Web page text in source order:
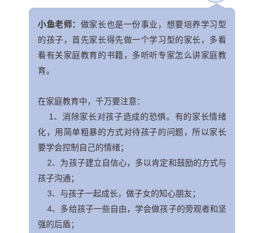
小鱼老师： 做家长也是一份事业，想要培养学习型
的孩子，首先家长得先做一个学习型的家长，多看
看有关家庭教育的书籍，多听听专家怎么讲家庭教
育。
在家庭教育中，千万要注意：
1、消除家长对孩子造成的恐惧。有的家长情绪
化，用简单粗暴的方式对待孩子的问题，所以家长
要学会控制自己的情绪；
2、为孩子建立自信心，多以肯定和鼓励的方式与
孩子沟通；
3、与孩子一起成长，做子女的知心朋友；
4、多给孩子一些自由，学会做孩子的旁观者和坚
强的后盾；